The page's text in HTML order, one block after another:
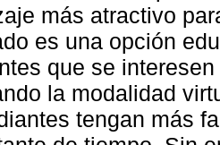
más atractivo
es una opción
que se
la modalidad
tengan más